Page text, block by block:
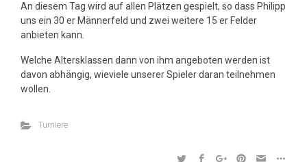
An diesem Tag wird auf allen Plätzen gespielt, so dass Philipp
uns ein 30 er Männerfeld und zwei weitere 15 er Felder
anbieten kann.
Welche Altersklassen dann von ihm angeboten werden ist
davon abhängig, wieviele unserer Spieler daran teilnehmen
wollen.
Turniere